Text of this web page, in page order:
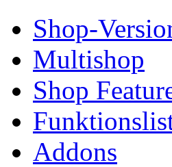
Shop-
Multishop
Shop
Addons